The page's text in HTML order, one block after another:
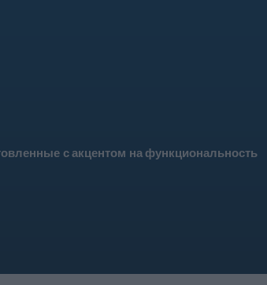
с акцентом на функциональность